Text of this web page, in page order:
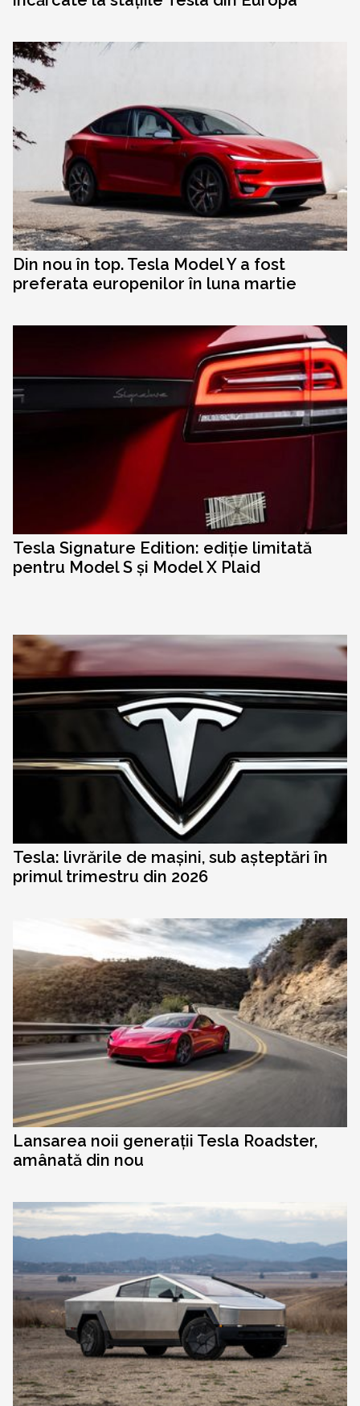
Din nou în top. Tesla Model Y a fost
preferata europenilor în luna martie
Tesla Signature Edition: ediție limitată
pentru Model S și Model X Plaid
Tesla: livrările de mașini, sub așteptări în
primul trimestru din 2026
Lansarea noii generații Tesla Roadster,
amânată din nou